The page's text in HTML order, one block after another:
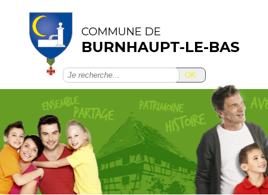
COMMUNE DE
BURNHAUPT-LE-BAS
OK